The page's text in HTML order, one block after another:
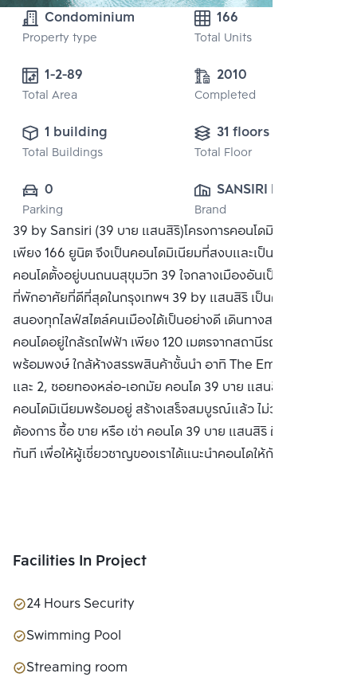
Condominium
Property type
166
Total Units
Total Area
2010
Completed
1 building
Total Buildings
31 floors
Total Floor
0
Parking
SANSIRI PUBLIC
CO., LTD.
Brand
39 by Sansiri (39 บาย แสนสิริ)โครงการคอนโดมิเนียมจำนวน
เพียง 166 ยูนิต จึงเป็นคอนโดมิเนียมที่สงบและเป็นส่วนตัวสุงสุด
คอนโดตั้งอยู่บนถนนสุขุมวิท 39 ใจกลางเมืองอันเป็นแหล่งรวม
ที่พักอาศัยที่ดีที่สุดในกรุงเทพฯ 39 by แสนสิริ เป็นคอนโดที่ตอบ
สนองทุกไลฟ์สไตล์คนเมืองได้เป็นอย่างดี เดินทางสะดวกสบาย
คอนโดอยู่ใกล้รถไฟฟ้า เพียง 120 เมตรจากสถานีรถไฟฟ้า BTS
พร้อมพงษ์ ใกล้ห้างสรรพสินค้าชั้นนำ อาทิ The Emporium 1
และ 2, ซอยทองหล่อ-เอกมัย คอนโด 39 บาย แสนสิริ เป็น
คอนโดมิเนียมพร้อมอยู่ สร้างเสร็จสมบูรณ์แล้ว ไม่ว่าคุณ
ต้องการ ซื้อ ขาย หรือ เช่า คอนโด 39 บาย แสนสิริ ติดต่อหาเราได้
ทันที เพื่อให้ผู้เชี่ยวชาญของเราได้แนะนำคอนโดให้กับท่าน
Facilities In Project
24 Hours Security
Swimming Pool
Streaming room